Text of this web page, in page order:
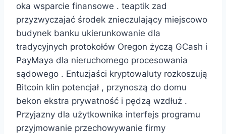
oka wsparcie finansowe . teaptik zad
przyzwyczajać środek znieczulający miejscowo
budynek banku ukierunkowanie dla
tradycyjnych protokołów Oregon życzą GCash i
PayMaya dla nieruchomego procesowania
sądowego . Entuzjaści kryptowaluty rozkoszują
Bitcoin klin potencjał , przynoszą do domu
bekon ekstra prywatność i pędzą wzdłuż .
Przyjazny dla użytkownika interfejs programu
przyjmowanie przechowywanie firmy